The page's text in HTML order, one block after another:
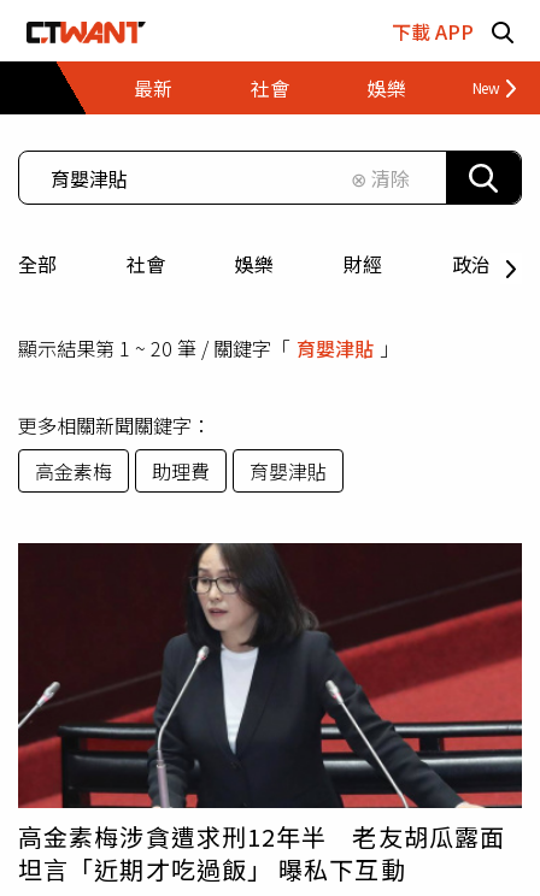
下載 APP
最新
社會 娛樂 財經
⊗ 清除
全部 社會 娛樂 財經 政治
顯示結果第 1 ~ 20 筆 / 關鍵字「 育嬰津貼 」
更多相關新聞關鍵字：
高金素梅
助理費 育嬰津貼
高金素梅涉貪遭求刑12年半 老友胡瓜露面
坦言「近期才吃過飯」 曝私下互動